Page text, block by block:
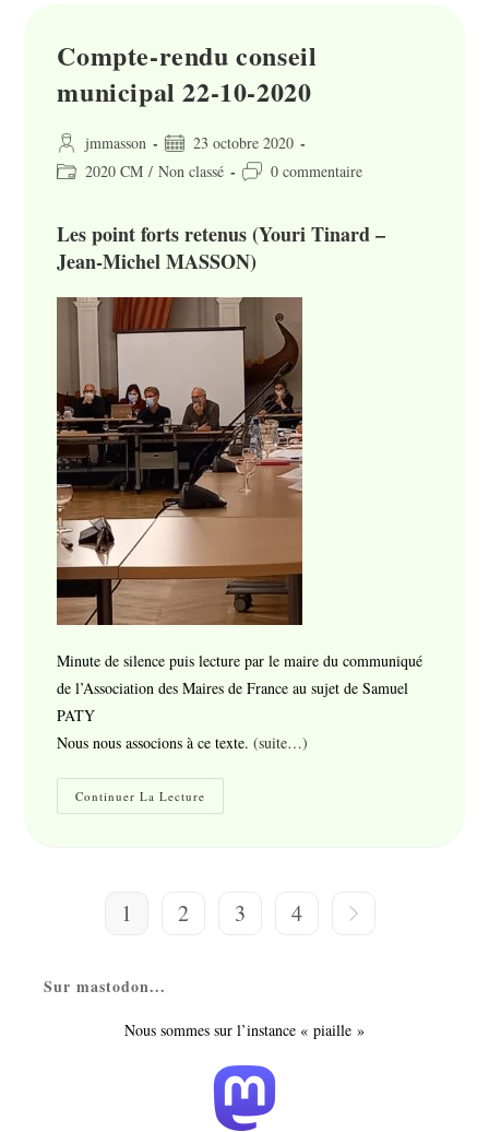
Compte-rendu conseil
municipal 22-10-2020
Auteur/autrice
de
jmmasson
Publication
publiée :
23 octobre 2020
Post 2020 CM / Non classé
Commentaires
publication :
0 commentaire
Les point forts retenus (Youri Tinard –
Jean-Michel MASSON)
Minute de silence puis lecture par le maire du communiqué
de l’Association des Maires de France au sujet de Samuel
PATY
Nous nous associons à ce texte.(suite…)
Continuer La Lecture
Rendu
1 2 3 4 Aller à la page
Sur mastodon...
Nous sommes sur l’instance « piaille »